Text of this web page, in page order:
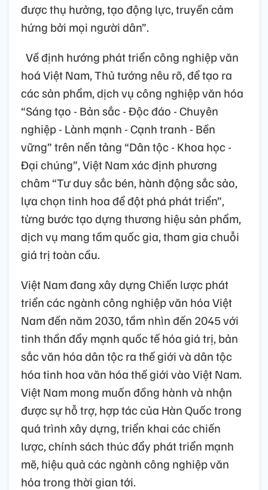
được thụ hưởng, tạo động lực, truyền cảm
hứng bởi mọi người dân”.
Về định hướng phát triển công nghiệp văn
hoá Việt Nam, Thủ tướng nêu rõ, để tạo ra
các sản phẩm, dịch vụ công nghiệp văn hóa
“Sáng tạo - Bản sắc - Độc đáo - Chuyên
nghiệp - Lành mạnh - Cạnh tranh - Bền
vững” trên nền tảng “Dân tộc - Khoa học -
Đại chúng”, Việt Nam xác định phương
châm “Tư duy sắc bén, hành động sắc sảo,
lựa chọn tinh hoa để đột phá phát triển”,
từng bước tạo dựng thương hiệu sản phẩm,
dịch vụ mang tầm quốc gia, tham gia chuỗi
giá trị toàn cầu.
Việt Nam đang xây dựng Chiến lược phát
triển các ngành công nghiệp văn hóa Việt
Nam đến năm 2030, tầm nhìn đến 2045 với
tinh thần đẩy mạnh quốc tế hóa giá trị, bản
sắc văn hóa dân tộc ra thế giới và dân tộc
hóa tinh hoa văn hóa thế giới vào Việt Nam.
Việt Nam mong muốn đồng hành và nhận
được sự hỗ trợ, hợp tác của Hàn Quốc trong
quá trình xây dựng, triển khai các chiến
lược, chính sách thúc đẩy phát triển mạnh
mẽ, hiệu quả các ngành công nghiệp văn
hóa trong thời gian tới.